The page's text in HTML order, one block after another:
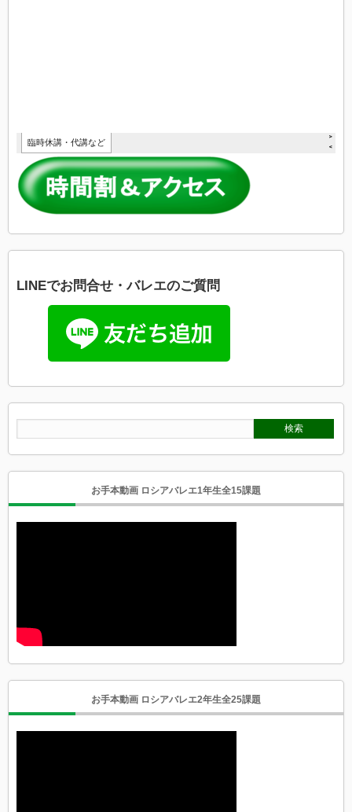
LINEでお問合せ・バレエのご質問
お手本動画 ロシアバレエ1年生全15課題
お手本動画 ロシアバレエ2年生全25課題